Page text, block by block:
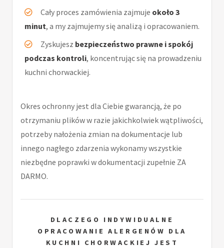
Cały proces zamówienia zajmuje około 3
minut, a my zajmujemy się analizą i opracowaniem.
Zyskujesz bezpieczeństwo prawne i spokój
podczas kontroli, koncentrując się na prowadzeniu
kuchni chorwackiej.
Okres ochronny jest dla Ciebie gwarancją, że po
otrzymaniu plików w razie jakichkolwiek wątpliwości,
potrzeby nałożenia zmian na dokumentacje lub
innego nagłego zdarzenia wykonamy wszystkie
niezbędne poprawki w dokumentacji zupełnie ZA
DARMO.
DLACZEGO INDYWIDUALNE
OPRACOWANIE ALERGENÓW DLA
KUCHNI CHORWACKIEJ JEST